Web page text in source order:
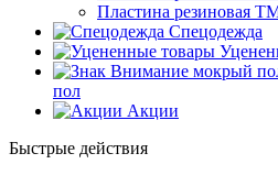
Пластина резиновая
Спецодежда
пол
Акции
Быстрые действия